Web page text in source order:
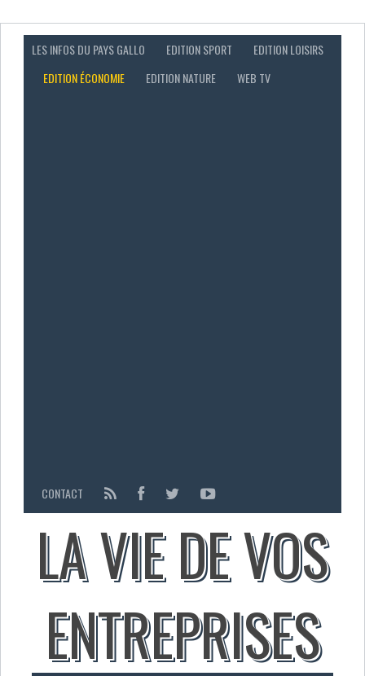
LES INFOS DU PAYS GALLO EDITION SPORT
EDITION LOISIRS
EDITION ÉCONOMIE
EDITION NATURE WEB TV
CONTACT
LA VIE DE VOS
ENTREPRISES